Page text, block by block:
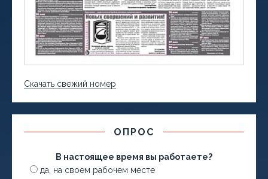
Скачать свежий номер
ОПРОС
В настоящее время вы работаете?
да, на своем рабочем месте